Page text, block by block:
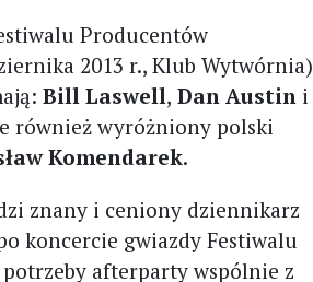
Producentów
2013 r., Klub Wytwórnia)
Bill Laswell, Dan Austin i
również wyróżniony polski
Komendarek.
znany i ceniony dziennikarz
koncercie gwiazdy Festiwalu
afterparty wspólnie z